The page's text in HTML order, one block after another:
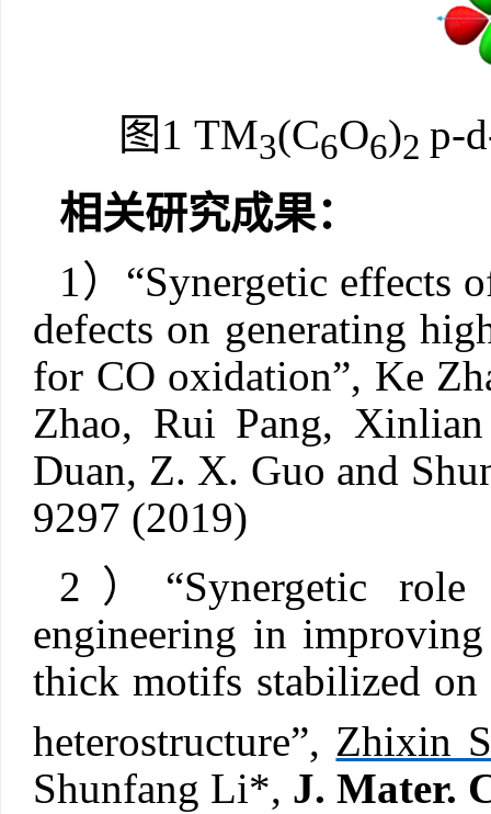
图 1TM3(C6O6)2p-d
相关研究成果：
1 ） “Synergetic effects
defects on generating
for CO oxidation”, Ke
Zhao, Rui Pang,
Duan, Z. X. Guo and
9297 (2019)
2 ） “Synergetic
engineering in
thick motifs stabilized on
heterostructure”, Zhixin
Shunfang Li*, J. Mater.